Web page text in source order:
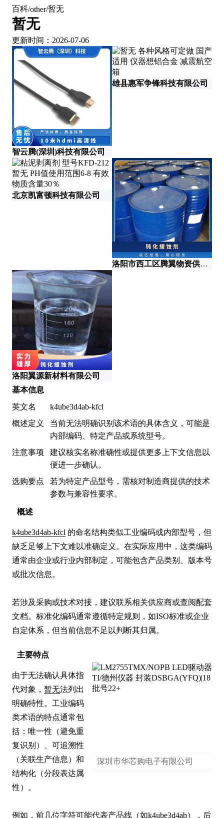
百科/other/暂无
暂无
更新时间：2026-07-06
智云腾(深圳)科技有限公司
雄县惠军争锋科技有限公司
北京凯富顿科技有限公司
洛阳市西工区腾翼物资供应站
洛阳翼源新材料有限公司
概述
k4ube3d4ab-kfcl 的命名结构类似工业编码或内部型号，但
缺乏足够上下文难以准确定义。在实际应用中，这类编码
通常由企业或行业内部制定，可能包含产品类别、版本号
或批次信息。
若涉及采购或技术对接，建议联系相关供应商或查阅配套
文档。标准化编码通常遵循特定规则，如ISO标准或企业
自定体系，但当前信息不足以判断其归属。
主要特点
深圳市华芯购电子有限公司
由于无法确认具体指
代对象， 暂无法列出
明确特性。工业编码
类术语的特点通常包
括：唯一性（避免重
复识别）、可追溯性
（关联生产信息）和
结构化（分段表达属
性）。
例如，前几位字符可能代表产品线（如k4ube3d4ab），后
基本信息
英文名
k4ube3d4ab-kfcl
概述定义
当前无法明确识别该术语的具体含义，可能是
内部编码、特定产品或系统型号。
注意事项
建议核实名称准确性或提供更多上下文信息以
便进一步确认。
选购要点
若为特定产品型号，需核对制造商提供的技术
参数与兼容性要求。